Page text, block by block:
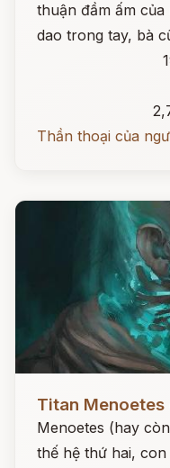
thuận đầm ấm
dao trong tay, bà
Thần thoại của
Titan Menoetes
Menoetes (hay
thế hệ thứ hai,